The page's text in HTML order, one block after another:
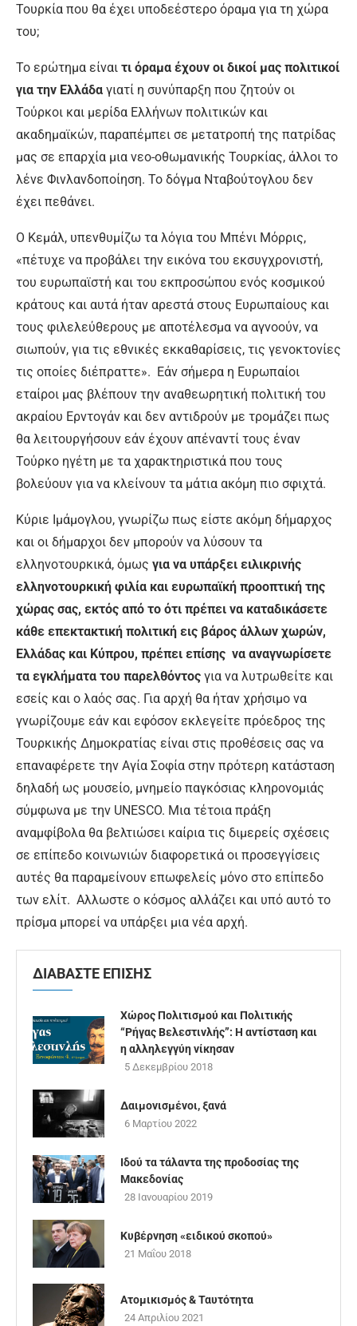
Τουρκία που θα έχει υποδεέστερο όραμα για τη χώρα
του;
Το ερώτημα είναι τι όραμα έχουν οι δικοί μας πολιτικοί
για την Ελλάδα γιατί η συνύπαρξη που ζητούν οι
Τούρκοι και μερίδα Ελλήνων πολιτικών και
ακαδημαϊκών, παραπέμπει σε μετατροπή της πατρίδας
μας σε επαρχία μια νεο-οθωμανικής Τουρκίας, άλλοι το
λένε Φινλανδοποίηση. Το δόγμα Νταβούτογλου δεν
έχει πεθάνει.
Ο Κεμάλ, υπενθυμίζω τα λόγια του Μπένι Μόρρις,
«πέτυχε να προβάλει την εικόνα του εκσυγχρονιστή,
του ευρωπαϊστή και του εκπροσώπου ενός κοσμικού
κράτους και αυτά ήταν αρεστά στους Ευρωπαίους και
τους φιλελεύθερους με αποτέλεσμα να αγνοούν, να
σιωπούν, για τις εθνικές εκκαθαρίσεις, τις γενοκτονίες
τις οποίες διέπραττε». Εάν σήμερα η Ευρωπαίοι
εταίροι μας βλέπουν την αναθεωρητική πολιτική του
ακραίου Ερντογάν και δεν αντιδρούν με τρομάζει πως
θα λειτουργήσουν εάν έχουν απέναντί τους έναν
Τούρκο ηγέτη με τα χαρακτηριστικά που τους
βολεύουν για να κλείνουν τα μάτια ακόμη πιο σφιχτά.
Κύριε Ιμάμογλου, γνωρίζω πως είστε ακόμη δήμαρχος
και οι δήμαρχοι δεν μπορούν να λύσουν τα
ελληνοτουρκικά, όμως για να υπάρξει ειλικρινής
ελληνοτουρκική φιλία και ευρωπαϊκή προοπτική της
χώρας σας, εκτός από το ότι πρέπει να καταδικάσετε
κάθε επεκτακτική πολιτική εις βάρος άλλων χωρών,
Ελλάδας και Κύπρου, πρέπει επίσης να αναγνωρίσετε
τα εγκλήματα του παρελθόντος για να λυτρωθείτε και
εσείς και ο λαός σας. Για αρχή θα ήταν χρήσιμο να
γνωρίζουμε εάν και εφόσον εκλεγείτε πρόεδρος της
Τουρκικής Δημοκρατίας είναι στις προθέσεις σας να
επαναφέρετε την Αγία Σοφία στην πρότερη κατάσταση
δηλαδή ως μουσείο, μνημείο παγκόσιας κληρονομιάς
σύμφωνα με την UNESCO. Μια τέτοια πράξη
αναμφίβολα θα βελτιώσει καίρια τις διμερείς σχέσεις
σε επίπεδο κοινωνιών διαφορετικά οι προσεγγίσεις
αυτές θα παραμείνουν επωφελείς μόνο στο επίπεδο
των ελίτ. Αλλωστε ο κόσμος αλλάζει και υπό αυτό το
πρίσμα μπορεί να υπάρξει μια νέα αρχή.
ΔΙΑΒΑΣΤΕ ΕΠΙΣΗΣ
Χώρος Πολιτισμού και Πολιτικής
“Ρήγας Βελεστινλής”: Η αντίσταση και
η αλληλεγγύη νίκησαν
5 Δεκεμβρίου 2018
Δαιμονισμένοι, ξανά
6 Μαρτίου 2022
Ιδού τα τάλαντα της προδοσίας της
Μακεδονίας
28 Ιανουαρίου 2019
Κυβέρνηση «ειδικού σκοπού»
21 Μαΐου 2018
Ατομικισμός & Ταυτότητα
24 Απριλίου 2021